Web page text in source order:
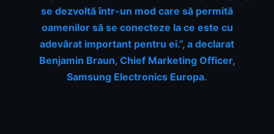
se dezvoltă într-un mod care să permită
oamenilor să se conecteze la ce este cu
adevărat important pentru ei.”, a declarat
Benjamin Braun, Chief Marketing Officer,
Samsung Electronics Europa.